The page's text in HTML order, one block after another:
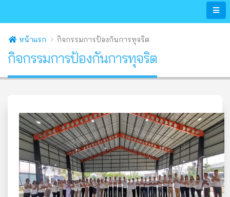
หน้าแรก กิจกรรมการป้องกันการทุจริต
กิจกรรมการป้องกันการทุจริต